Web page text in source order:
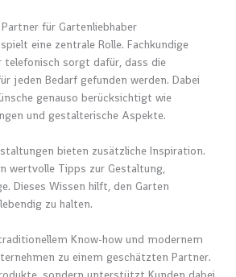
für Gartenliebhaber
eine zentrale Rolle. Fachkundige
telefonisch sorgt dafür, dass die
jeden Bedarf gefunden werden. Dabei
genauso berücksichtigt wie
und gestalterische Aspekte.
bieten zusätzliche Inspiration.
wertvolle Tipps zur Gestaltung,
Dieses Wissen hilft, den Garten
zu halten.
Know-how und modernem
zu einem geschätzten Partner.